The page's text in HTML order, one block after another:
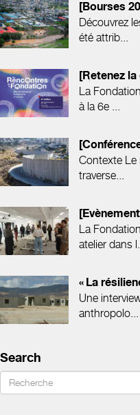
[Bourses
Découvrez
été attrib...
[Retenez
La
à la 6e ...
Contexte Le
traverse...
La
atelier dans
« La
Une
anthropolo...
Search